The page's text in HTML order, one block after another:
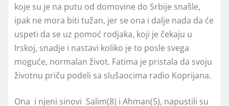
koje su je na putu od domovine do Srbije snašle,
ipak ne mora biti tužan, jer se ona i dalje nada da će
uspeti da se uz pomoć rodjaka, koji je čekaju u
Irskoj, snadje i nastavi koliko je to posle svega
moguće, normalan život. Fatima je pristala da svoju
životnu priču podeli sa slušaocima radio Koprijana.
Ona i njeni sinovi Salim(8) i Ahman(5), napustili su